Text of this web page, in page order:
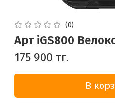
(0)
Арт iGS800
175 900 тг.
В